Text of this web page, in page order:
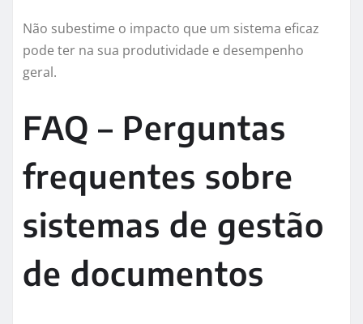
Não subestime o impacto que um sistema eficaz
pode ter na sua produtividade e desempenho
geral.
FAQ – Perguntas
frequentes sobre
sistemas de gestão
de documentos